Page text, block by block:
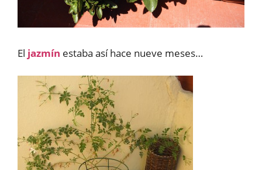
El jazmín estaba así hace nueve meses…